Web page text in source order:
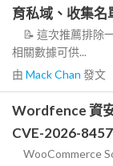
育私域、收集名
📝 這次推薦排除
相關數據可供...
由 Mack Chan 發文
Wordfence 資
CVE-2026-8457
WooCommerce